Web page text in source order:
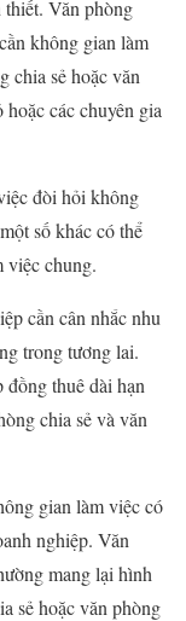
Văn phòng
không gian làm
chia sẻ hoặc văn
các chuyên gia
đòi hỏi không
số khác có thể
việc chung.
cần cân nhắc nhu
trong tương lai.
thuê dài hạn
chia sẻ và văn
gian làm việc có
nghiệp. Văn
mang lại hình
sẻ hoặc văn phòng